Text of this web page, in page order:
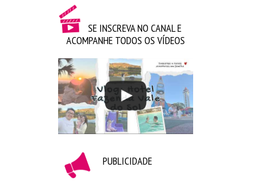
Frappuccino de brigadeiro – Starbucks
Açaí trufado | Mania de Açaí
SE INSCREVA NO CANAL E
ACOMPANHE TODOS OS VÍDEOS
PUBLICIDADE